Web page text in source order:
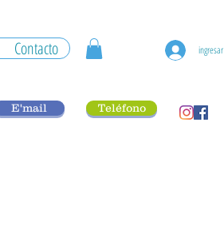
Contacto ingresar
E'mail Teléfono